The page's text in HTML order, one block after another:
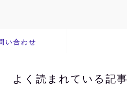
い合わせ
よく読まれている記事